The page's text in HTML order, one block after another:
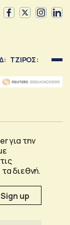
ΤΖΙΡΟΣ:
για την
διεθνή.